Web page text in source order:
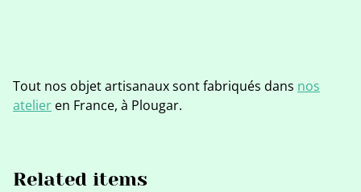
Tout nos objet artisanaux sont fabriqués dans nos
atelier en France, à Plougar.
Related items